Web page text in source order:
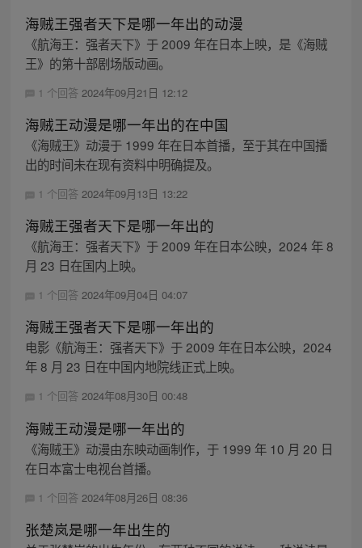
海贼王强者天下是哪一年出的动漫
《航海王：强者天下》于 2009 年在日本上映，是《海贼
王》的第十部剧场版动画。
1 个回答 2024年09月21日 12:12
海贼王动漫是哪一年出的在中国
《海贼王》动漫于 1999 年在日本首播，至于其在中国播
出的时间未在现有资料中明确提及。
1 个回答 2024年09月13日 13:22
海贼王强者天下是哪一年出的
《航海王：强者天下》于 2009 年在日本公映，2024 年 8
月 23 日在国内上映。
1 个回答 2024年09月04日 04:07
海贼王强者天下是哪一年出的
电影《航海王：强者天下》于 2009 年在日本公映，2024
年 8 月 23 日在中国内地院线正式上映。
1 个回答 2024年08月30日 00:48
海贼王动漫是哪一年出的
《海贼王》动漫由东映动画制作，于 1999 年 10 月 20 日
在日本富士电视台首播。
1 个回答 2024年08月26日 08:36
张楚岚是哪一年出生的